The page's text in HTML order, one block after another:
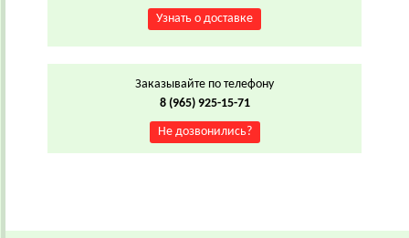
Узнать о доставке
Заказывайте по телефону
8 (965) 925-15-71
Не дозвонились?